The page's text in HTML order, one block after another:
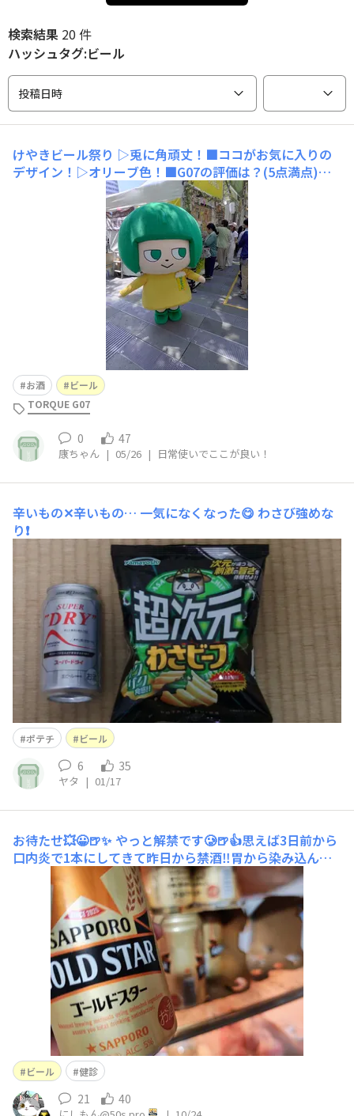
検索結果 20 件
ハッシュタグ:ビール
投稿日時
けやきビール祭り ▷兎に角頑丈！■ココがお気に入りの
デザイン！▷オリーブ色！■G07の評価は？(5点満点)▷⭐
⭐⭐⭐⭐▷理由：■G07を一言で表すと？普段使いの良さを
キャッチコピーにしよう✨▷水に強く、衝撃にも強い。ア
ウトドアのグッズも豊富！■こんな人にTORQUEがおすす
め！▷携帯を良く落とす人！
お酒
ビール
TORQUE G07
0 47
康ちゃん | 05/26 | 日常使いでここが良い！
辛いもの✕辛いもの… 一気になくなった😋 わさび強めな
り❗
ポテチ ビール
6 35
ヤタ | 01/17
お待たせ💥😀🍺✨ やっと解禁です🥲🍺👍思えば3日前から
口内炎で1本にしてきて昨日から禁酒‼️胃から染み込んで
来ます😀💥🍺✨ おかげで血圧126/82に下がりました👍身
重は173.5㌢、体重は70.1㌔と変わらず💧オシッコは少し
薬品の臭いが、、鼻炎薬❓️農薬❓️血は赤かったです💉💥😀
👍 来週は別にが
ビール 健診
21 40